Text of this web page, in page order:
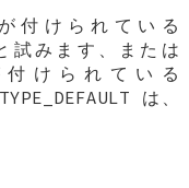
付けられている
試みます、または
けられている
は、